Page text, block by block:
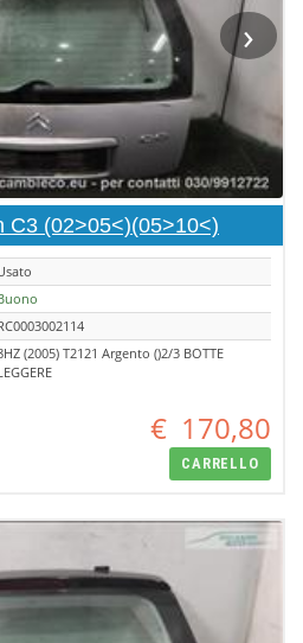
›
C3 (02>05<)(05>10<)
(2005) T2121 Argento ()2/3 BOTTE
€ 170,80
CARRELLO